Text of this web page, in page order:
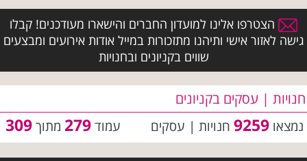
הצטרפו אלינו למועדון החברים והישארו מעודכנים! קבלו
גישה לאזור אישי ותיהנו מתזכורות במייל אודות אירועים ומבצעים
שווים בקניונים ובחנויות
חנויות | עסקים בקניונים
עמוד279 מתוך309 נמצאו 9259 חנויות | עסקים